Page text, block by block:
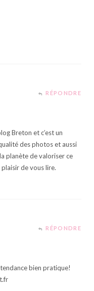
RÉPONDRE
Breton et c’est un
des photos et aussi
planète de valoriser ce
de vous lire.
RÉPONDRE
bien pratique!